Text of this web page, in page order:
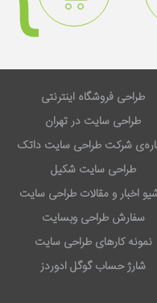
طراحی فروشگاه اینترنتی
طراحی سایت در تهران
شرکت طراحی سایت داتک
طراحی سایت شکیل
اخبار و مقالات طراحی سایت
سفارش طراحی وبسایت
نمونه کارهای طراحی سایت
شارژ حساب گوگل ادوردز